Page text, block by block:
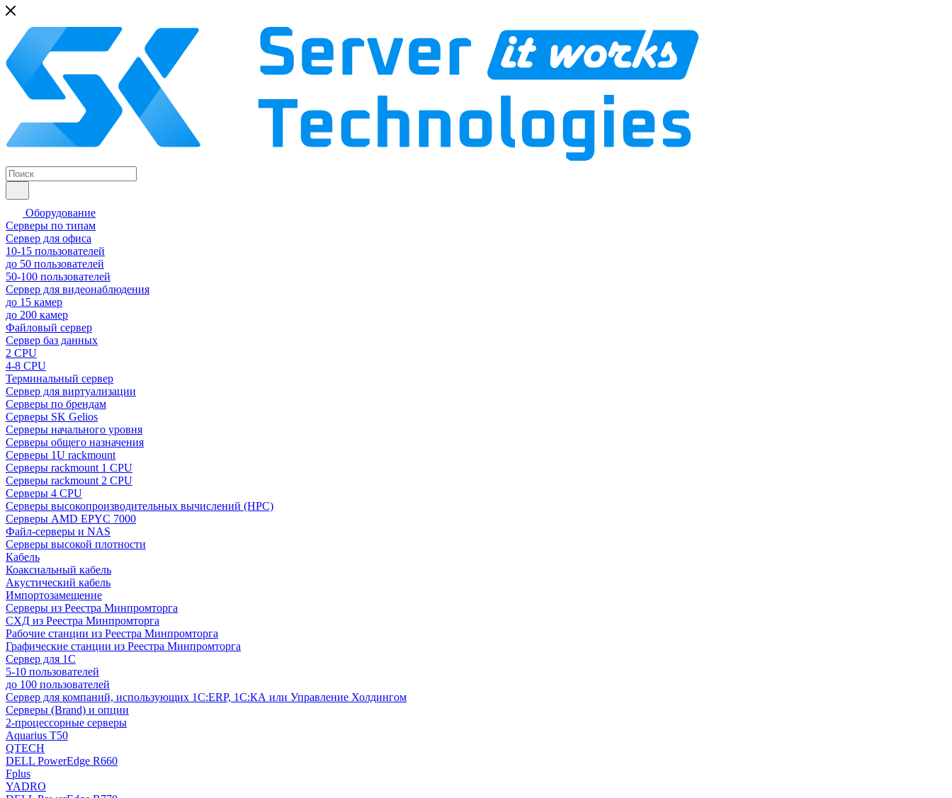
Оборудование
Серверы по типам
Сервер для офиса
10-15 пользователей
до 50 пользователей
50-100 пользователей
Сервер для видеонаблюдения
до 15 камер
до 200 камер
Файловый сервер
Сервер баз данных
2 CPU
4-8 CPU
Терминальный сервер
Сервер для виртуализации
Серверы по брендам
Серверы SK Gelios
Серверы начального уровня
Серверы общего назначения
Серверы 1U rackmount
Серверы rackmount 1 CPU
Серверы rackmount 2 CPU
Серверы 4 CPU
Серверы высокопроизводительных вычислений (HPC)
Серверы AMD EPYC 7000
Файл-серверы и NAS
Серверы высокой плотности
Кабель
Коаксиальный кабель
Акустический кабель
Импортозамещение
Серверы из Реестра Минпромторга
СХД из Реестра Минпромторга
Рабочие станции из Реестра Минпромторга
Графические станции из Реестра Минпромторга
Сервер для 1С
5-10 пользователей
до 100 пользователей
Сервер для компаний, использующих 1C:ERP, 1С:КА или Управление Холдингом
Серверы (Brand) и опции
2-процессорные серверы
Aquarius T50
QTECH
DELL PowerEdge R660
Fplus
YADRO